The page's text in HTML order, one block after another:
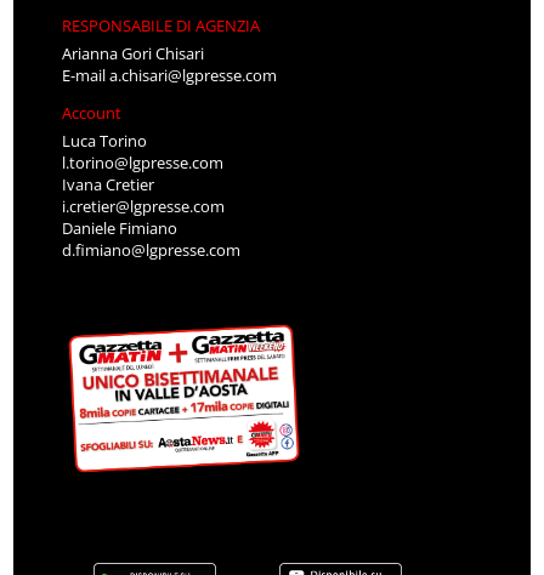
RESPONSABILE DI AGENZIA
Arianna Gori Chisari
E-maila.chisari@lgpresse.com
Account
Luca Torino
l.torino@lgpresse.com
Ivana Cretier
i.cretier@lgpresse.com
Daniele Fimiano
d.fimiano@lgpresse.com